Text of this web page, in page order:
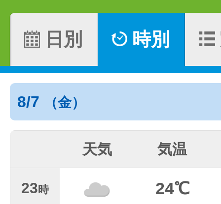
日別 時別
8/7 （金）
天気 気温
23時 24℃